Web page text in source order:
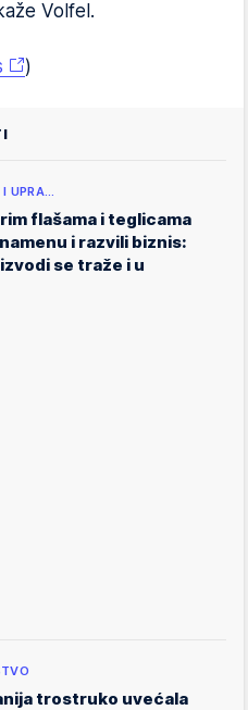
Volfel.
)
I UPRA…
flašama i teglicama
i razvili biznis:
se traže i u
trostruko uvećala